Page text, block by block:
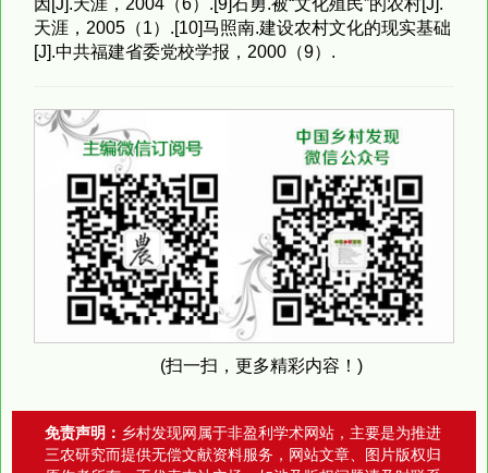
天涯，2005（1）.[10]马照南.建设农村文化的现实基础
[J].中共福建省委党校学报，2000（9）.
(扫一扫，更多精彩内容！)
免责声明： 乡村发现网属于非盈利学术网站，主要是为推进
三农研究而提供无偿文献资料服务，网站文章、图片版权归